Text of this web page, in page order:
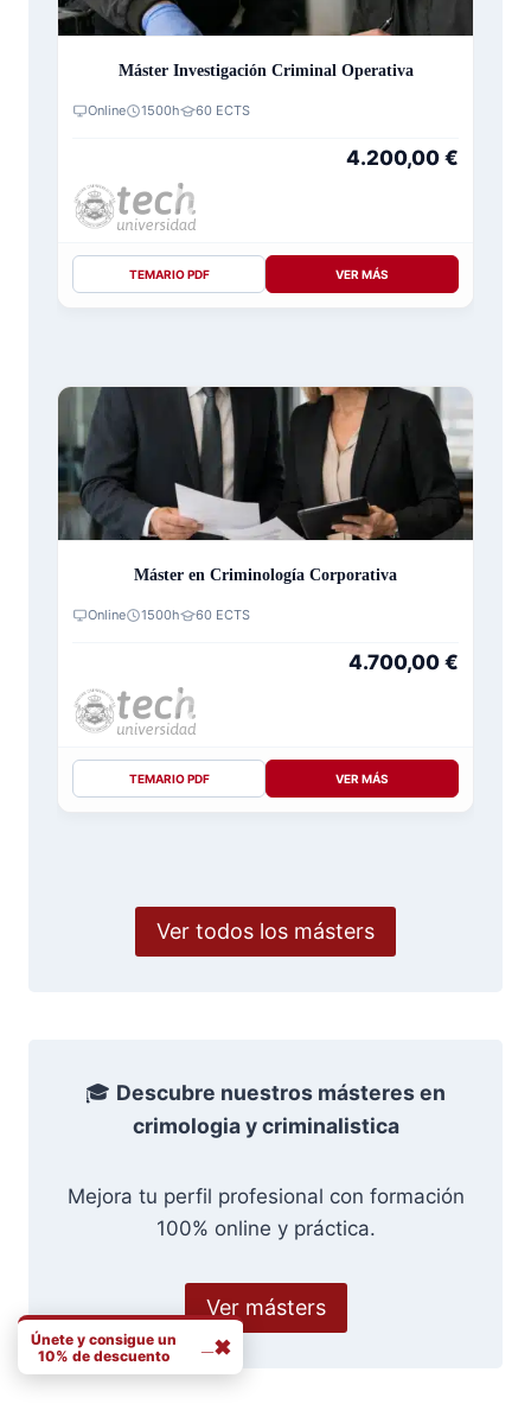
Máster Investigación Criminal Operativa
Online 1500h 60 ECTS
4.200,00 €
TEMARIO PDF VER MÁS
Máster en Criminología Corporativa
Online 1500h 60 ECTS
4.700,00 €
TEMARIO PDF VER MÁS
Ver todos los másters
🎓 Descubre nuestros másteres en
crimologia y criminalistica
Mejora tu perfil profesional con formación
100% online y práctica.
Ver másters
Únete y consigue un
10% de descuento
✖